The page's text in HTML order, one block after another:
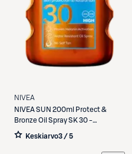
NIVEA
NIVEASUN 200ml Protect &
Bronze Oil Spray SK 30 -
aurinkosuojaöljy
Keskiarvo3 / 5